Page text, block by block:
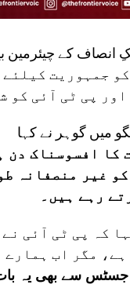
جمہوریت
پی ٹی آئی کو
غیر منصفانہ
کہ پی ٹی آئی
مگر اب